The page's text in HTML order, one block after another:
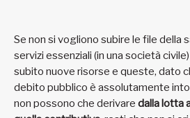
Se non si vogliono subire le file della
servizi essenziali (in una società
subito nuove risorse e queste, dato
debito pubblico è assolutamente
non possono che derivare dalla lotta